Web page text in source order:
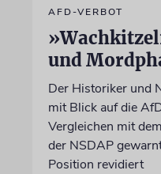
AFD-VERBOT
und
Der Historiker und
mit Blick auf die
Vergleichen mit
der NSDAP
Position revidiert